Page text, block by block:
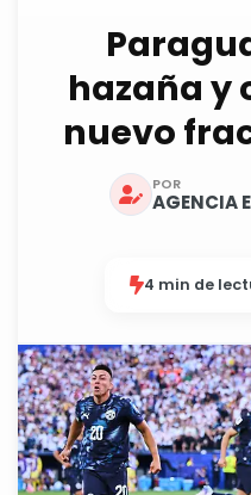
hazaña y
nuevo
POR
AGENCIA
4 min de